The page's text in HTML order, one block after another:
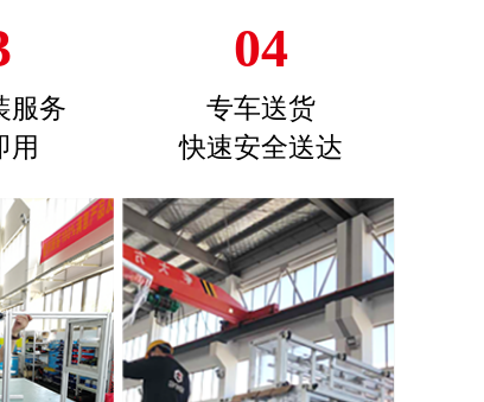
服务
用
04
专车送货
快速安全送达